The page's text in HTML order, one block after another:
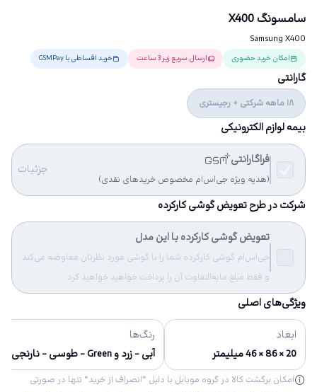
سامسونگ X400
Samsung X400
امکان خرید حضوری ارسال سریع زیر 3 ساعت خرید اقساطی با GSMPay
گارانتی
18 ماهه شرکتی + رجیستری
بیمه لوازم الکترونیکی
فراگارانتی
(هدیه ویژه جی‌اس‌ام مخصوص خریدهای نقدی)
جزئیات
شرکت در طرح تعویض گوشی کارکرده
تعویض گوشی کارکرده با این مدل
جی‌اس‌ام گوشی کارکرده شما را با گوشی مورد نظرتان معاوضه می‌کند
و فقط مبلغ مابه‌التفاوت آن را پرداخت خواهید خواهید کرد.
ویژگی‌های اصلی
ابعاد
20 × 86 × 46 میلیمتر
رنگ‌ها
آبی - زرد و Green - طوسی - نارنجی
امکان برگشت کالا در گروه موبایل با دلیل “انصراف از خرید“ تنها در صورتی